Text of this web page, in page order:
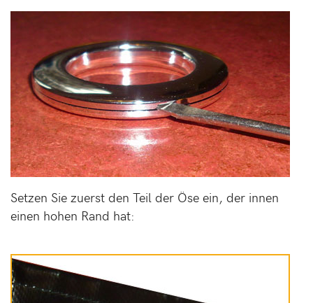
Setzen Sie zuerst den Teil der Öse ein, der innen
einen hohen Rand hat: